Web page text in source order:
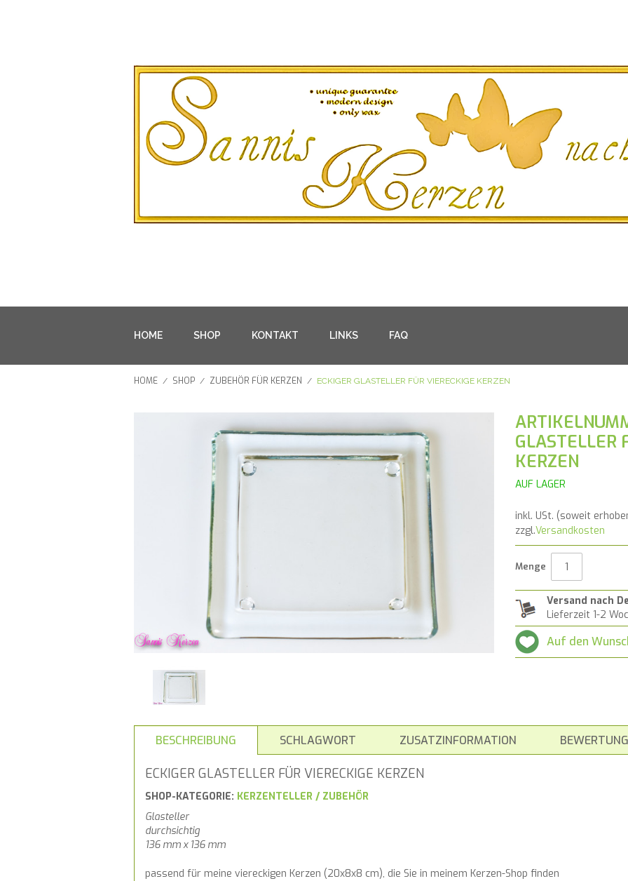
HOME SHOP KONTAKT LINKS FAQ
HOME / SHOP / ZUBEHÖR FÜR KERZEN / ECKIGER GLASTELLER FÜR VIERECKIGE KERZEN
GLASTELLER
KERZEN
AUF LAGER
inkl. USt. (soweit
zzgl.Versandkosten
Menge
Versand nach
Lieferzeit 1-2
Auf den
BESCHREIBUNG SCHLAGWORT ZUSATZINFORMATION
ECKIGER GLASTELLER FÜR VIERECKIGE KERZEN
SHOP-KATEGORIE: KERZENTELLER / ZUBEHÖR
Glasteller
durchsichtig
136 mm x 136 mm
passend für meine viereckigen Kerzen (20x8x8 cm), die Sie in meinem Kerzen-Shop finden